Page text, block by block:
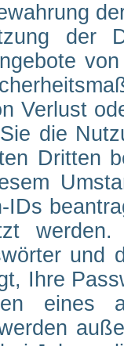
der
Verlust
die
Dritten
IDs
und
Ihre
eines